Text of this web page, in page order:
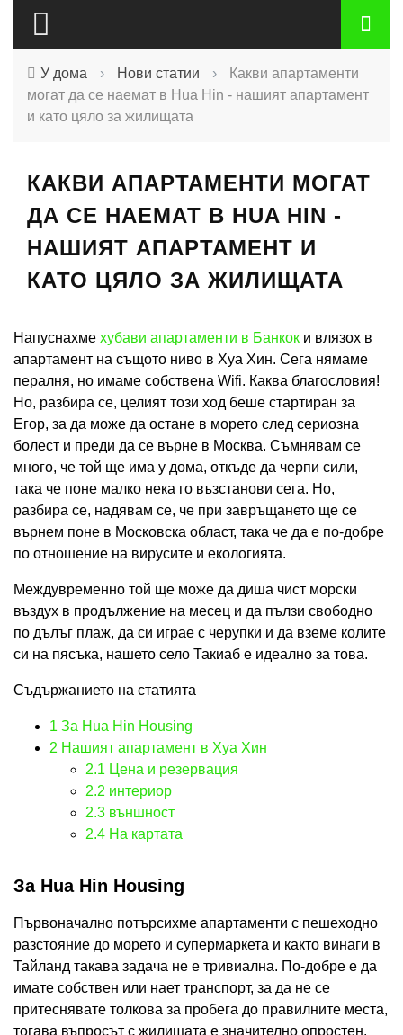
У дома › Нови статии ›
Какви апартаменти
могат да се наемат в Hua Hin - нашият апартамент
и като цяло за жилищата
КАКВИ АПАРТАМЕНТИ МОГАТ
ДА СЕ НАЕМАТ В HUA HIN -
НАШИЯТ АПАРТАМЕНТ И
КАТО ЦЯЛО ЗА ЖИЛИЩАТА
Напуснахме хубави апартаменти в Банкок и влязох в
апартамент на същото ниво в Хуа Хин. Сега нямаме
пералня, но имаме собствена Wifi. Каква благословия!
Но, разбира се, целият този ход беше стартиран за
Егор, за да може да остане в морето след сериозна
болест и преди да се върне в Москва. Съмнявам се
много, че той ще има у дома, откъде да черпи сили,
така че поне малко нека го възстанови сега. Но,
разбира се, надявам се, че при завръщането ще се
върнем поне в Московска област, така че да е по-добре
по отношение на вирусите и екологията.
Междувременно той ще може да диша чист морски
въздух в продължение на месец и да пълзи свободно
по дълъг плаж, да си играе с черупки и да вземе колите
си на пясъка, нашето село Такиаб е идеално за това.
Съдържанието на статията
1 За Hua Hin Housing
2 Нашият апартамент в Хуа Хин
2.1 Цена и резервация
2.2 интериор
2.3 външност
2.4 На картата
За Hua Hin Housing
Първоначално потърсихме апартаменти с пешеходно
разстояние до морето и супермаркета и както винаги в
Тайланд такава задача не е тривиална. По-добре е да
имате собствен или нает транспорт, за да не се
притеснявате толкова за пробега до правилните места,
тогава въпросът с жилищата е значително опростен.